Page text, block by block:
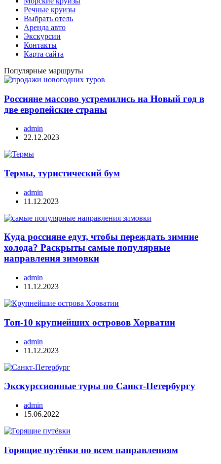
Речные круизы
Выбрать отель
Аренда авто
Экскурсии
Контакты
Карта сайта
Популярные маршруты
Россияне массово устремились на Новый год в
две европейские страны
admin
22.12.2023
Термы, туристический бум
admin
11.12.2023
Куда россияне едут, чтобы переждать зимние
холода? Раскрыты самые популярные
направления зимовки
admin
11.12.2023
Топ-10 крупнейших островов Хорватии
admin
11.12.2023
Экскурссионные туры по Санкт-Петербургу
admin
15.06.2022
Горящие путёвки по всем направлениям